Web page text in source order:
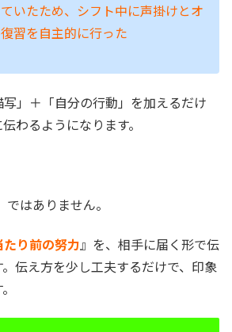
いたため、シフト中に声掛けとオ
習を自主的に行った
」＋「自分の行動」を加えるだけ
わるようになります。
はありません。
たり前の努力』を、相手に届く形で伝
伝え方を少し工夫するだけで、印象